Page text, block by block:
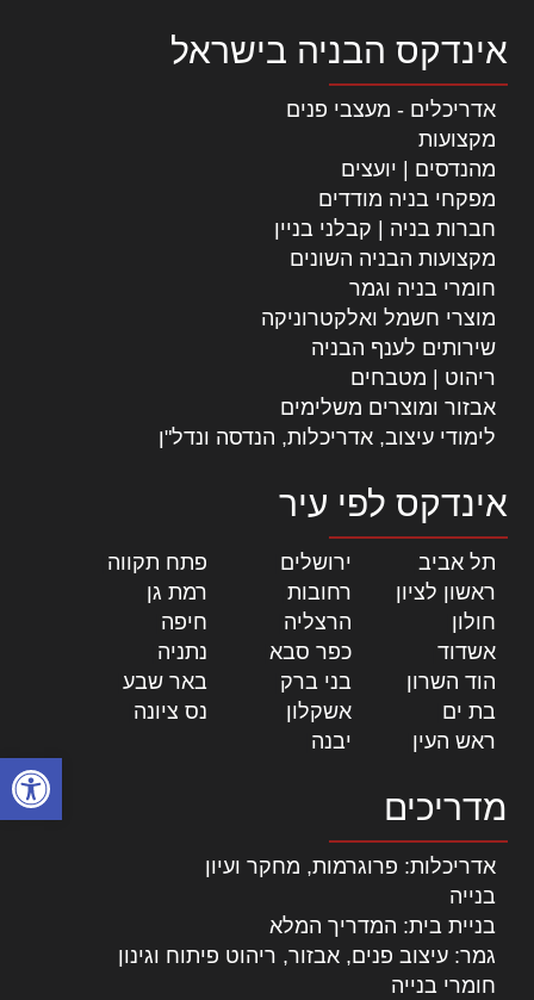
פתח
אינדקס הבניה בישראל
אדריכלים - מעצבי פנים
מקצועות
מהנדסים | יועצים
מפקחי בניה מודדים
חברות בניה | קבלני בניין
מקצועות הבניה השונים
חומרי בניה וגמר
מוצרי חשמל ואלקטרוניקה
שירותים לענף הבניה
ריהוט | מטבחים
אבזור ומוצרים משלימים
לימודי עיצוב, אדריכלות, הנדסה ונדל"ן
אינדקס לפי עיר
תל אביב ירושלים פתח תקווה
ראשון לציון
רחובות רמת גן
חולון
הרצליה חיפה
אשדוד
כפר סבא נתניה
הוד השרון
בני ברק באר שבע
בת ים
אשקלון נס ציונה
ראש העין
יבנה
מדריכים
אדריכלות: פרוגרמות, מחקר ועיון
בנייה
בניית בית: המדריך המלא
גמר: עיצוב פנים, אבזור, ריהוט פיתוח וגינון
חומרי בנייה